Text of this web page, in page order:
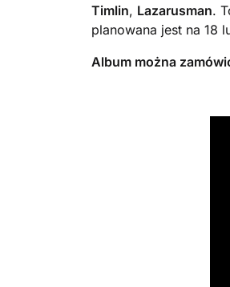
Timlin, Lazarusman.
planowana jest na 18
Album można